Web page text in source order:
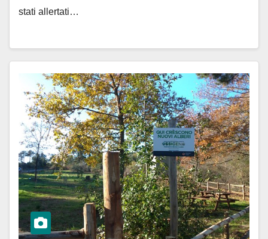
stati allertati…